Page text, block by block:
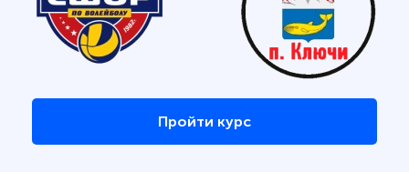
Пройти курс